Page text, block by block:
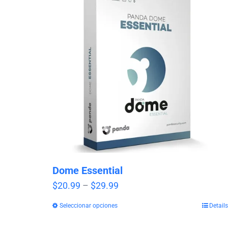
Dome Essential
$20.99 – $29.99
Seleccionar opciones Details